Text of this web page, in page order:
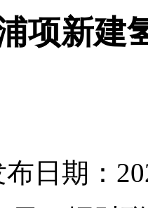
项新建
布日期：